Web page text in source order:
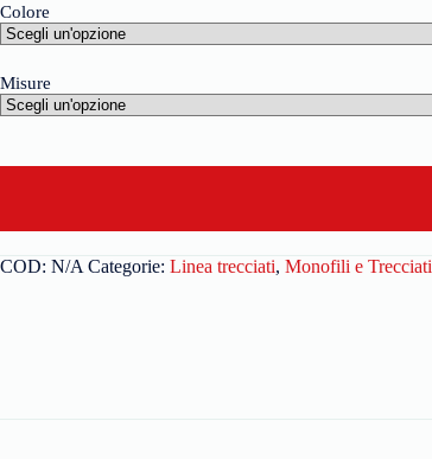
Colore
Misure
COD: N/A Categorie: Linea trecciati, Monofili e Trecciati